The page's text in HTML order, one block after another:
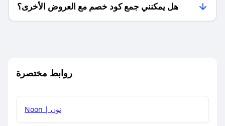
هل يمكنني جمع كود خصم مع العروض الأخرى؟
روابط مختصرة
Noon | نون